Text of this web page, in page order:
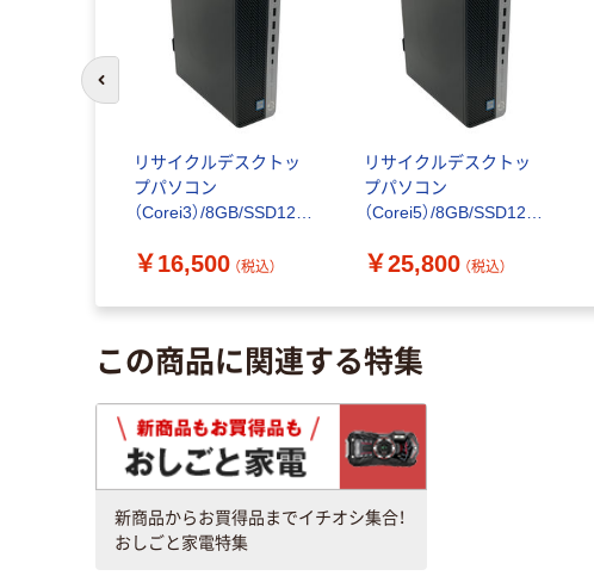
リサイクルデスクトッ
プパソコン
（Corei3）/8GB/SSD128
Windows11 Pro搭載
￥16,500 （税込）
リサイクルデスクトッ
プパソコン
（Corei5）/8GB/SSD128
Windows11 Pro搭載
￥25,800 （税込）
前のスライドへ
この商品に関連する特集
新商品からお買得品までイチオシ集合！
おしごと家電特集